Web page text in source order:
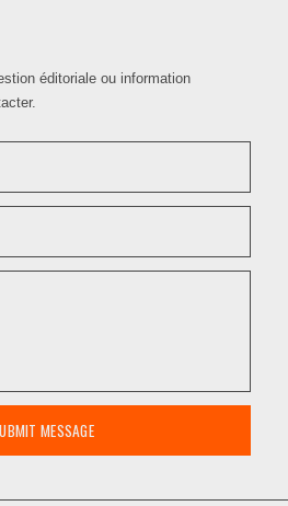
éditoriale ou information
MESSAGE